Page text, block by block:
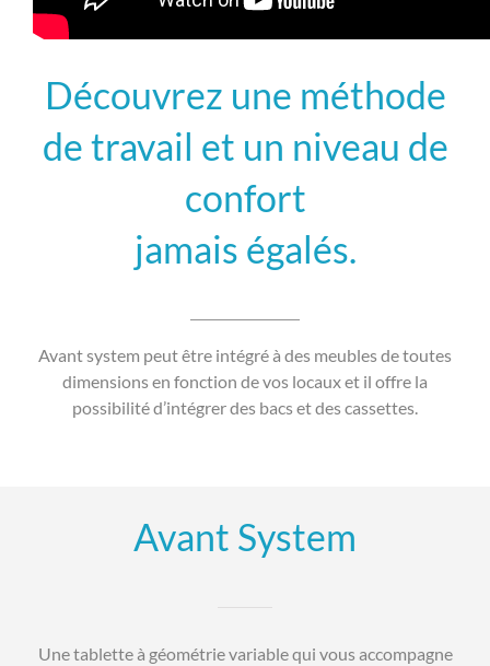
Découvrez une méthode
de travail et un niveau de
confort
jamais égalés.
Avant system peut être intégré à des meubles de toutes
dimensions en fonction de vos locaux et il offre la
possibilité d’intégrer des bacs et des cassettes.
Avant System
Une tablette à géométrie variable qui vous accompagne